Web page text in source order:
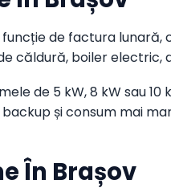
de factura
căldură, boiler
de 5 kW, 8 kW sau
și consum mai
În Brașov